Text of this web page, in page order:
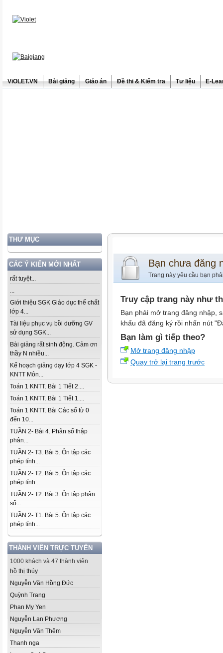
ViOLET.VN Bài giảng Giáo án Đề thi & Kiểm tra Tư liệu E-
THƯ MỤC
CÁC Ý KIẾN MỚI NHẤT
rất tuyệt...
...
Giới thiệu SGK Giáo dục thể chất
lớp 4...
Tài liệu phục vụ bồi dưỡng GV
sử dụng SGK...
Bài giảng rất sinh động. Cảm ơn
thầy N nhiều...
Kế hoạch giảng dạy lớp 4 SGK -
KNTT Môn...
Toán 1 KNTT. Bài 1 Tiết 2....
Toán 1 KNTT. Bài 1 Tiết 1....
Toán 1 KNTT. Bài Các số từ 0
đến 10...
TUẦN 2- Bài 4. Phân số thập
phân...
TUẦN 2- T3. Bài 5. Ôn tập các
phép tính...
TUẦN 2- T2. Bài 5. Ôn tập các
phép tính...
TUẦN 2- T2. Bài 3. Ôn tập phân
số...
TUẦN 2- T1. Bài 5. Ôn tập các
phép tính...
THÀNH VIÊN TRỰC TUYẾN
1000 khách và 47 thành viên
hồ thị thúy
Nguyễn Văn Hồng Đức
Quỳnh Trang
Phan My Yen
Nguyễn Lan Phương
Nguyễn Văn Thêm
Thanh nga
Bạn chưa đăng
Trang này yêu cầu bạn
Truy cập trang này như
Bạn phải mở trang đăng nhập,
khẩu đã đăng ký rồi nhấn nút
Bạn làm gì tiếp theo?
Mở trang đăng nhập
Quay trở lại trang trước